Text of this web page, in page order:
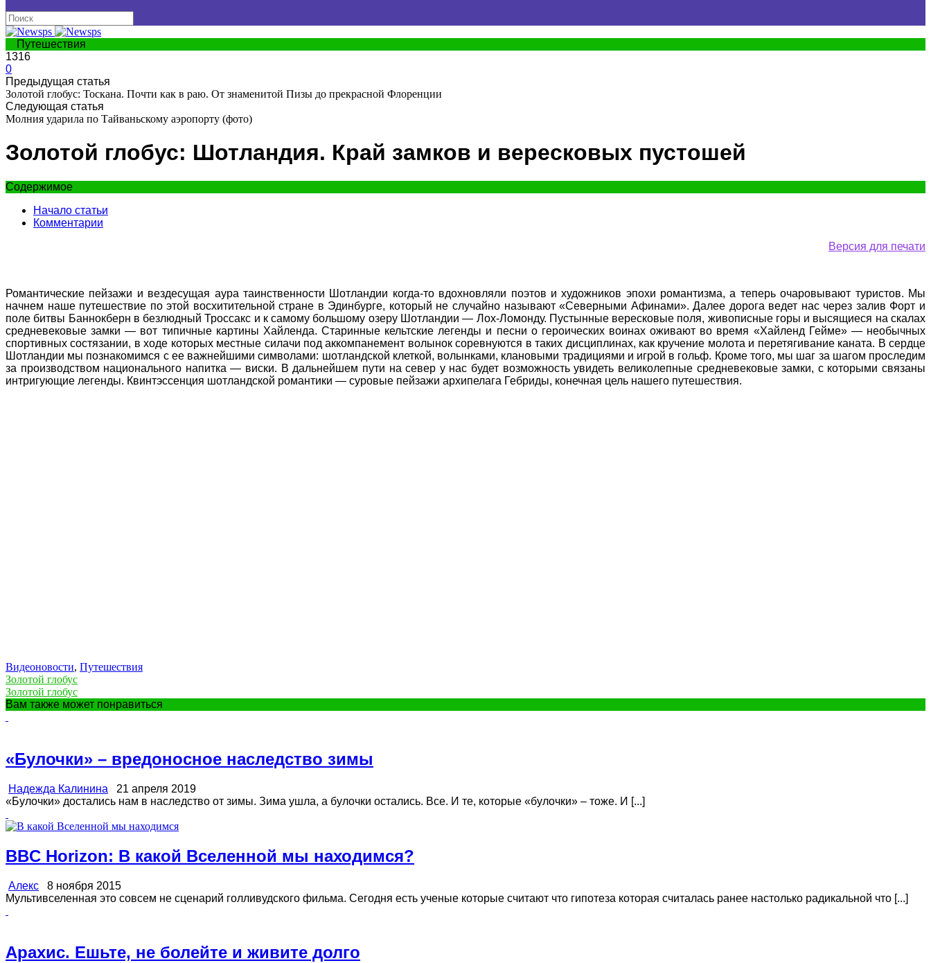
Путешествия
1316
0
Предыдущая статья
Золотой глобус: Тоскана. Почти как в раю. От знаменитой Пизы до прекрасной Флоренции
Следующая статья
Молния ударила по Тайваньскому аэропорту (фото)
Золотой глобус: Шотландия. Край замков и вересковых пустошей
Содержимое
Начало статьи
Комментарии
Версия для печати
Романтические пейзажи и вездесущая аура таинственности Шотландии когда-то вдохновляли поэтов и художников эпохи романтизма, а теперь очаровывают туристов. Мы
начнем наше путешествие по этой восхитительной стране в Эдинбурге, который не случайно называют «Северными Афинами». Далее дорога ведет нас через залив Форт и
поле битвы Баннокберн в безлюдный Троссакс и к самому большому озеру Шотландии — Лох-Ломонду. Пустынные вересковые поля, живописные горы и высящиеся на скалах
средневековые замки — вот типичные картины Хайленда. Старинные кельтские легенды и песни о героических воинах оживают во время «Хайленд Гейме» — необычных
спортивных состязании, в ходе которых местные силачи под аккомпанемент волынок соревнуются в таких дисциплинах, как кручение молота и перетягивание каната. В сердце
Шотландии мы познакомимся с ее важнейшими символами: шотландской клеткой, волынками, клановыми традициями и игрой в гольф. Кроме того, мы шаг за шагом проследим
за производством национального напитка — виски. В дальнейшем пути на север у нас будет возможность увидеть великолепные средневековые замки, с которыми связаны
интригующие легенды. Квинтэссенция шотландской романтики — суровые пейзажи архипелага Гебриды, конечная цель нашего путешествия.
Видеоновости, Путешествия
Золотой глобус
Золотой глобус
Вам также может понравиться
«Булочки» – вредоносное наследство зимы
Надежда Калинина 21 апреля 2019
«Булочки» достались нам в наследство от зимы. Зима ушла, а булочки остались. Все. И те, которые «булочки» – тоже. И [...]
BBC Horizon: В какой Вселенной мы находимся?
Алекс 8 ноября 2015
Мультивселенная это совсем не сценарий голливудского фильма. Сегодня есть ученые которые считают что гипотеза которая считалась ранее настолько радикальной что [...]
Арахис. Ешьте, не болейте и живите долго